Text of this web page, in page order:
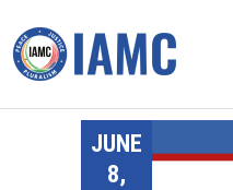
JUNE
8,